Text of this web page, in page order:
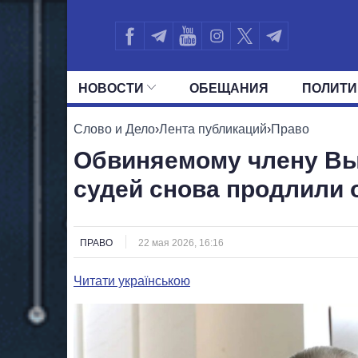
НОВОСТИ ОБЕЩАНИЯ
ВСЕ ПОЛИТИКИ ПРЕЗИДЕНТ И
Слово и Дело›Лента публикаций›Право
Обвиняемому члену
судей снова продлили
ПРАВО 22 мая 2026, 16:16
Читати українською